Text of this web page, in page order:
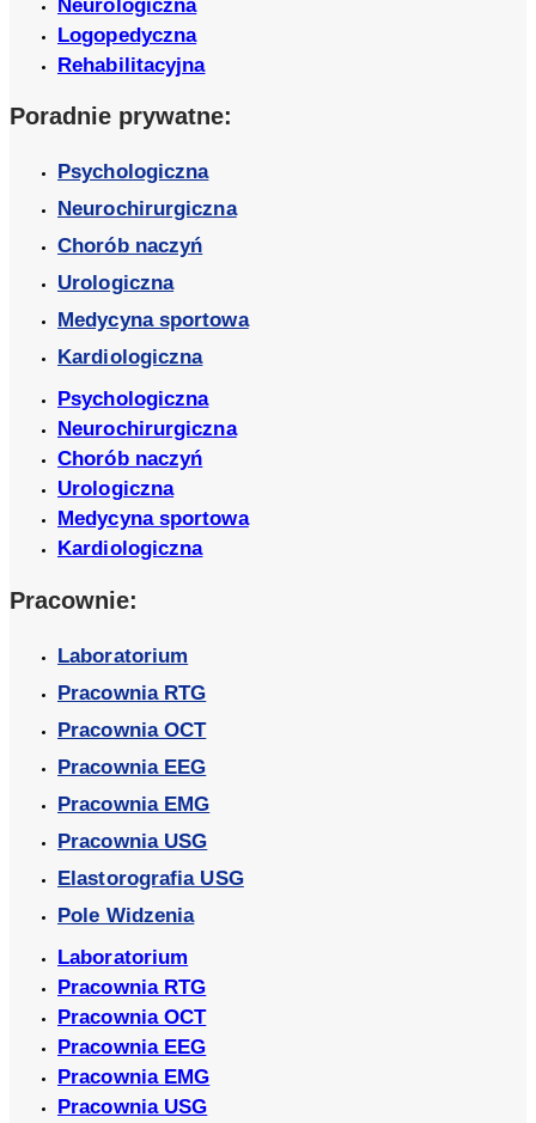
Neurologiczna
Logopedyczna
Rehabilitacyjna
Poradnie prywatne:
Psychologiczna
Neurochirurgiczna
Chorób naczyń
Urologiczna
Medycyna sportowa
Kardiologiczna
Psychologiczna
Neurochirurgiczna
Chorób naczyń
Urologiczna
Medycyna sportowa
Kardiologiczna
Pracownie:
Laboratorium
Pracownia RTG
Pracownia OCT
Pracownia EEG
Pracownia EMG
Pracownia USG
Elastorografia USG
Pole Widzenia
Laboratorium
Pracownia RTG
Pracownia OCT
Pracownia EEG
Pracownia EMG
Pracownia USG